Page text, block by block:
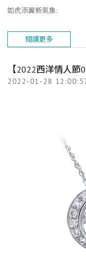
如虎添翼新氣象:
閱讀更多
【2022西洋情人
2022-01-28